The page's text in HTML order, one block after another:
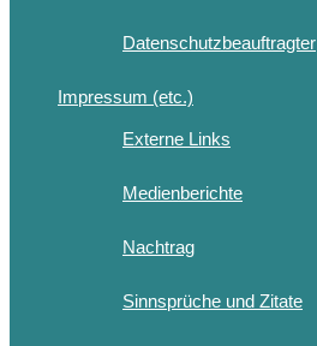
Datenschutzbeauftragter
Impressum (etc.)
Externe Links
Medienberichte
Nachtrag
Sinnsprüche und Zitate